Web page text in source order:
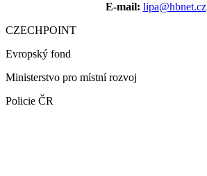
E-mail: lipa@hbnet.cz
CZECHPOINT
Evropský fond
Ministerstvo pro místní rozvoj
Policie ČR